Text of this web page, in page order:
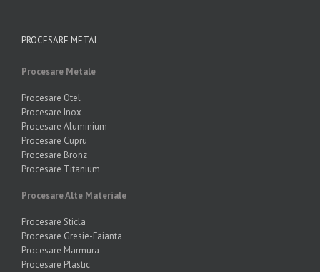
PROCESARE METAL
Procesare Metale
Procesare Otel
Procesare Inox
Procesare Aluminium
Procesare Cupru
Procesare Bronz
Procesare Titanium
Procesare Alte Materiale
Procesare Sticla
Procesare Gresie-Faianta
Procesare Marmura
Procesare Plastic